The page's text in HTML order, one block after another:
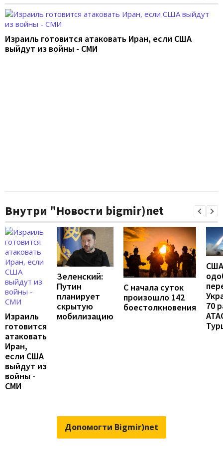
Израиль готовится атаковать Иран, если США
выйдут из войны - СМИ
Внутри "Новости bigmir)net
Израиль
готовится
атаковать
Иран,
если США
выйдут из
войны -
СМИ
Зеленский:
Путин
планирует
скрытую
мобилизацию
С начала суток
произошло 142
боестолкновения
США
70
Допомогти Bigmir)net